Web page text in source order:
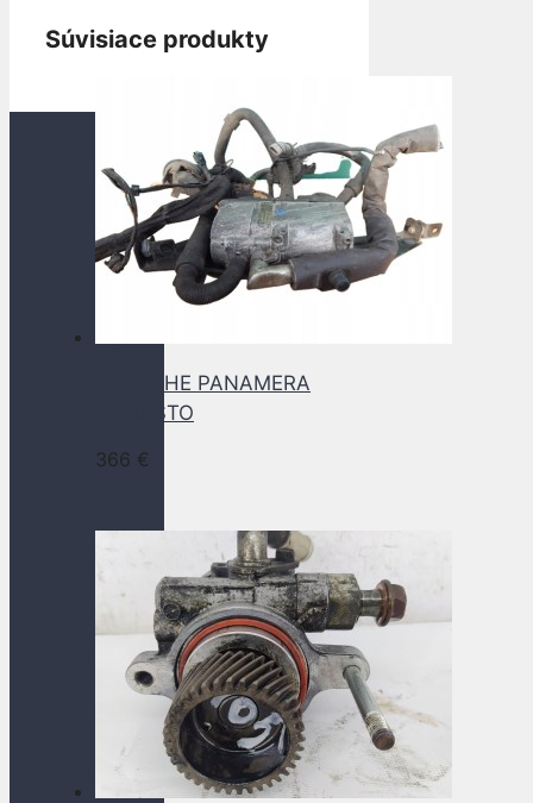
Súvisiace produkty
PORSCHE PANAMERA
WEBASTO
366 €